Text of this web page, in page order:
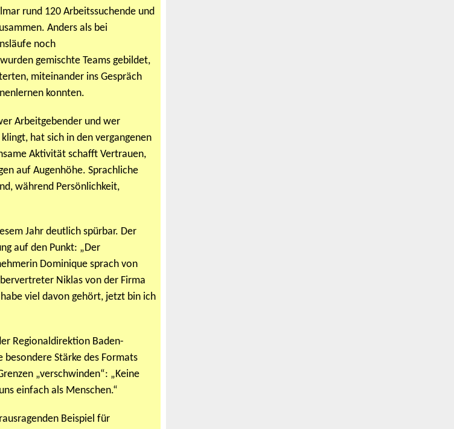
rund 120 Arbeitssuchende und
Anders als bei
noch
gemischte Teams gebildet,
miteinander ins Gespräch
konnten.
Arbeitgebender und wer
hat sich in den vergangenen
Aktivität schafft Vertrauen,
auf Augenhöhe. Sprachliche
während Persönlichkeit,
Jahr deutlich spürbar. Der
auf den Punkt: „Der
Dominique sprach von
Niklas von der Firma
viel davon gehört, jetzt bin ich
Regionaldirektion Baden-
Stärke des Formats
„verschwinden“: „Keine
einfach als Menschen.“
Beispiel für